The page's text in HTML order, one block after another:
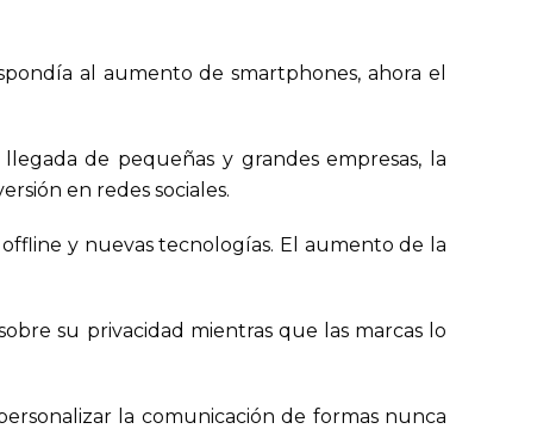
al aumento de smartphones, ahora el
de pequeñas y grandes empresas, la
en redes sociales.
y nuevas tecnologías. El aumento de la
su privacidad mientras que las marcas lo
la comunicación de formas nunca